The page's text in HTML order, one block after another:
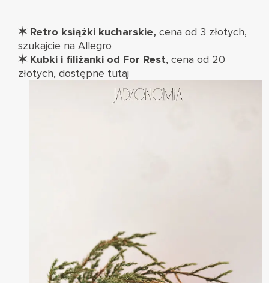
✶ Retro książki kucharskie, cena od 3 złotych,
szukajcie na Allegro
✶ Kubki i filiżanki od For Rest, cena od 20
złotych, dostępne tutaj